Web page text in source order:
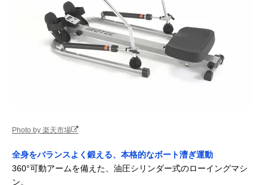
Photo by 楽天市場
全身をバランスよく鍛える、本格的なボート漕ぎ運動
360°可動アームを備えた、油圧シリンダー式のローイングマシ
ン。